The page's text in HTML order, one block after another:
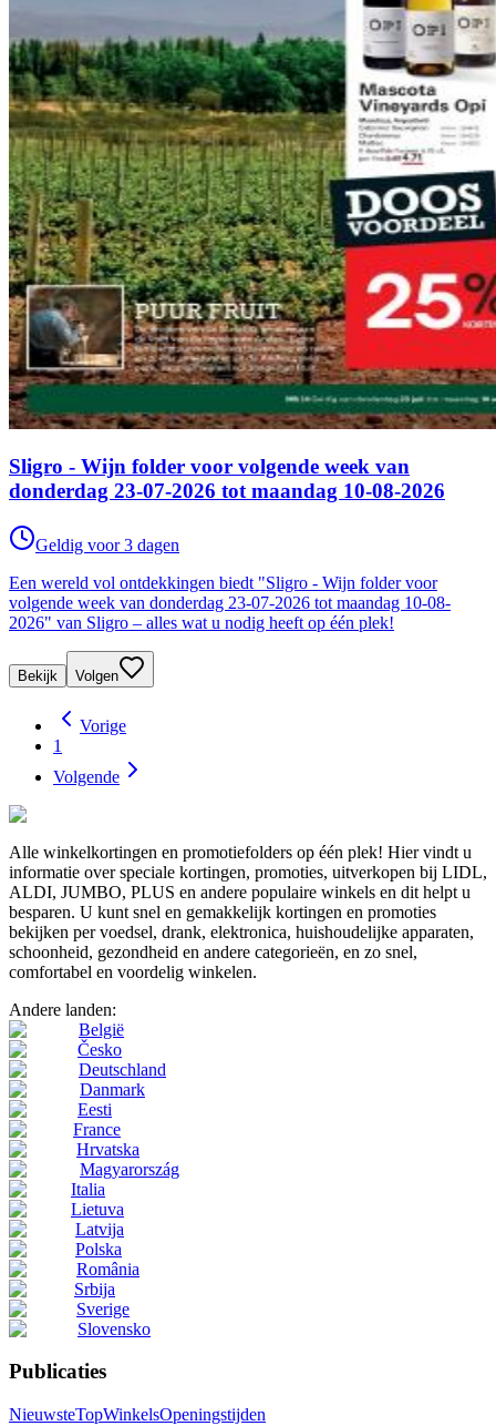
Sligro - Wijn folder voor volgende week van
donderdag 23-07-2026 tot maandag 10-08-2026
Geldig voor 3 dagen
Een wereld vol ontdekkingen biedt "Sligro - Wijn folder voor
volgende week van donderdag 23-07-2026 tot maandag 10-08-
2026" van Sligro – alles wat u nodig heeft op één plek!
Bekijk Volgen
Vorige
1
Volgende
Alle winkelkortingen en promotiefolders op één plek! Hier vindt u
informatie over speciale kortingen, promoties, uitverkopen bij LIDL,
ALDI, JUMBO, PLUS en andere populaire winkels en dit helpt u
besparen. U kunt snel en gemakkelijk kortingen en promoties
bekijken per voedsel, drank, elektronica, huishoudelijke apparaten,
schoonheid, gezondheid en andere categorieën, en zo snel,
comfortabel en voordelig winkelen.
Andere landen:
België
Česko
Deutschland
Danmark
Eesti
France
Hrvatska
Magyarország
Italia
Lietuva
Latvija
Polska
România
Srbija
Sverige
Slovensko
Publicaties
NieuwsteTopWinkelsOpeningstijden